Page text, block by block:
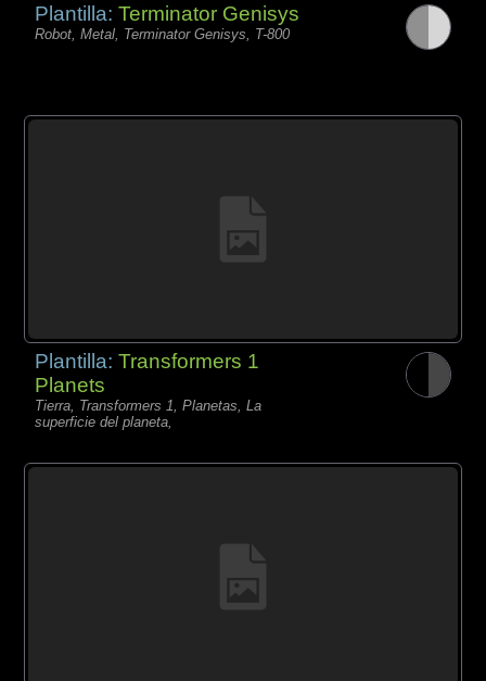
Plantilla:Terminator Genisys
Robot, Metal, Terminator Genisys, T-800
Plantilla:Transformers 1
Planets
Tierra, Transformers 1, Planetas, La
superficie del planeta,